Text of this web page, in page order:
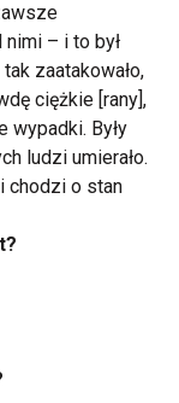
– i to był
zaatakowało,
ciężkie [rany],
wypadki. Były
ludzi umierało.
chodzi o stan